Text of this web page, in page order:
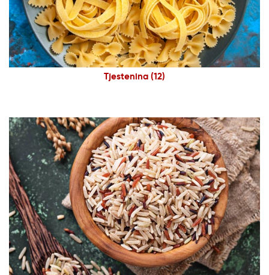
Tjestenina (12)